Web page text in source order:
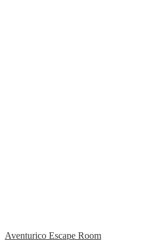
Aventurico Escape Room